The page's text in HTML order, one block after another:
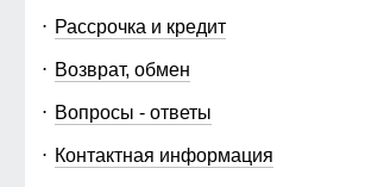
Рассрочка и кредит
Возврат, обмен
Вопросы - ответы
Контактная информация